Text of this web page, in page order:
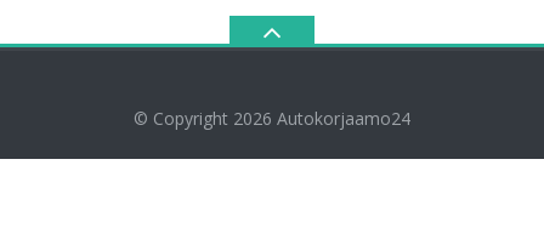
© Copyright 2026 Autokorjaamo24